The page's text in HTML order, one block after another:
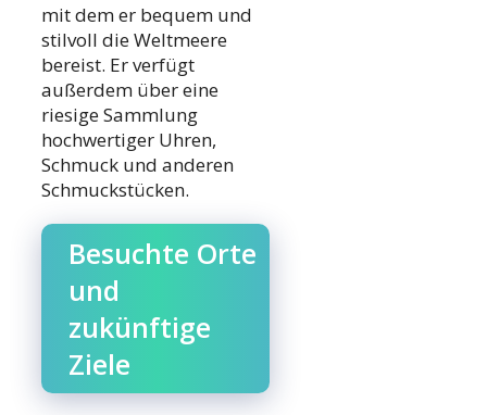
mit dem er bequem und
stilvoll die Weltmeere
bereist. Er verfügt
außerdem über eine
riesige Sammlung
hochwertiger Uhren,
Schmuck und anderen
Schmuckstücken.
Besuchte Orte
und
zukünftige
Ziele